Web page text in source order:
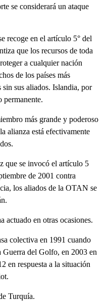
se considerará un ataque
recoge en el artículo 5° del
que los recursos de toda
a cualquier nación
de los países más
sin sus aliados. Islandia, por
permanente.
más grande y poderoso
alianza está efectivamente
que se invocó el artículo 5
de 2001 contra
los aliados de la OTAN se
actuado en otras ocasiones.
colectiva en 1991 cuando
Guerra del Golfo, en 2003 en
en respuesta a la situación
Turquía.